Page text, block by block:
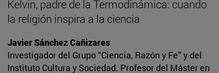
Kelvin, padre de la Termodinámica: cuando
la religión inspira a la ciencia
Javier Sánchez Cañizares
Investigador del Grupo “Ciencia, Razón y Fe” y del
Instituto Cultura y Sociedad. Profesor del Máster en